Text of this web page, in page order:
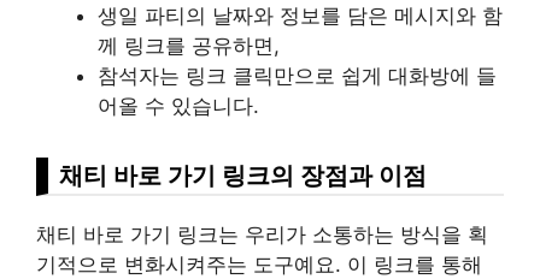
생일 파티의 날짜와 정보를 담은 메시지와 함
께 링크를 공유하면,
참석자는 링크 클릭만으로 쉽게 대화방에 들
어올 수 있습니다.
채티 바로 가기 링크의 장점과 이점
채티 바로 가기 링크는 우리가 소통하는 방식을 획
기적으로 변화시켜주는 도구예요. 이 링크를 통해